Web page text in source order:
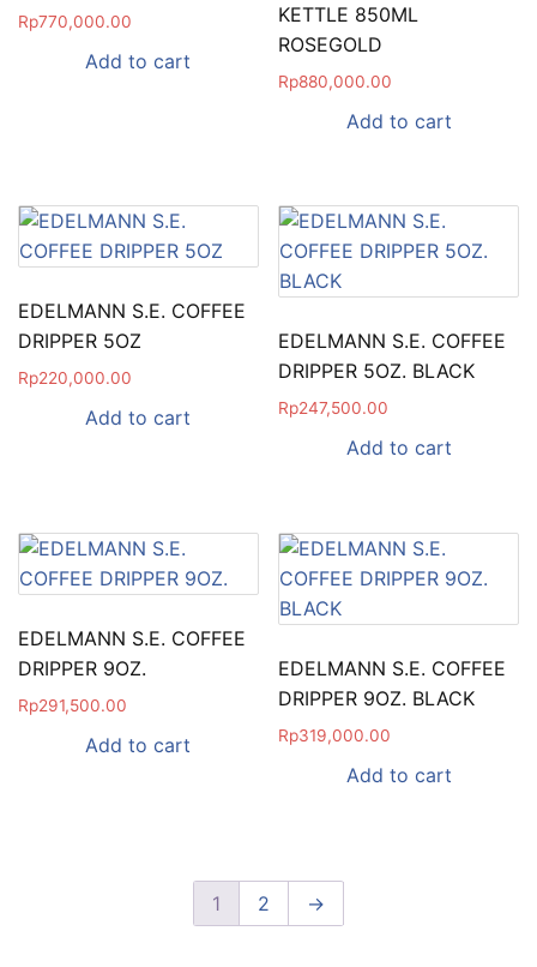
Rp770,000.00
Add to cart
KETTLE 850ML
ROSEGOLD
Rp880,000.00
Add to cart
EDELMANN S.E. COFFEE
DRIPPER 5OZ
Rp220,000.00
Add to cart
EDELMANN S.E. COFFEE
DRIPPER 5OZ. BLACK
Rp247,500.00
Add to cart
EDELMANN S.E. COFFEE
DRIPPER 9OZ.
Rp291,500.00
Add to cart
EDELMANN S.E. COFFEE
DRIPPER 9OZ. BLACK
Rp319,000.00
Add to cart
1 2 →